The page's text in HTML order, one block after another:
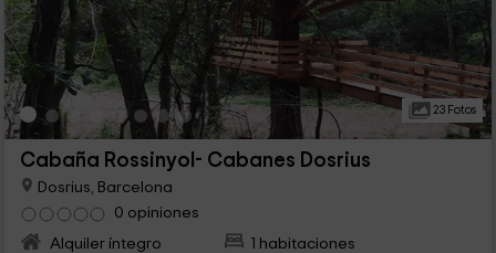
23 Fotos
Cabaña Rossinyol- Cabanes Dosrius
Dosrius, Barcelona
0 opiniones
Alquiler íntegro
1 habitaciones